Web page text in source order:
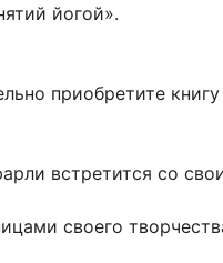
йогой».
приобретите книгу
встретится со
своего